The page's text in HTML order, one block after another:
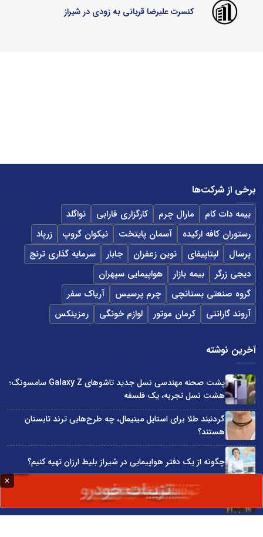
کنسرت علیرضا قربانی به زودی در شیراز
برخی از شرکت‌ها
بیمه دات کام مارال چرم کارگزاری فارابی
نواگلد
رستوران کافه ارکیده
آسمان پایتخت نیکوان گروپ
زرپاد
پرسال
لپتاپیفای نوین زعفران جابار
سرمایه گذاری ترنج
دیجی زرگر
بیمه بازار
هواپیمایی سپهران
گروه صنعتی بستانچی
چرم پرسیس
آریاک سفر
آروند گارانتی
کرمان موتور لوازم خونگی رمزینکس
آخرین نوشته
پشت صحنه مهندسی نسل جدید تاشوهای Galaxy Z سامسونگ؛
هشت نسل تجربه، یک فلسفه
گردنبند طلا برای استایل مینیمال، چه طرح‌هایی ترند تابستان
هستند؟
چگونه از یک دفتر هواپیمایی در شیراز بلیط ارزان تهیه کنیم؟
پایه‌گذاری کنسرسیوم صادرات محصولات چرمی